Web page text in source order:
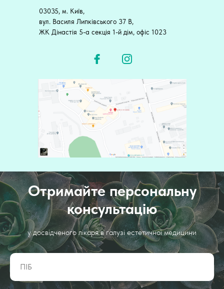
03035, м. Київ,
вул. Василя Липківського 37 В,
ЖК Дінастія 5-а секція 1-й дім, офіс 1023
Отримайте персональну
консультацію
у досвідченого лікаря в галузі естетичної медицини
ПІБ